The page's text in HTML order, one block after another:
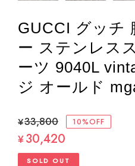
GUCCI グッチ
ー ステンレス
ーツ 9040L
ジ オールド
¥33,800 10%OFF
¥30,420
SOLD OUT